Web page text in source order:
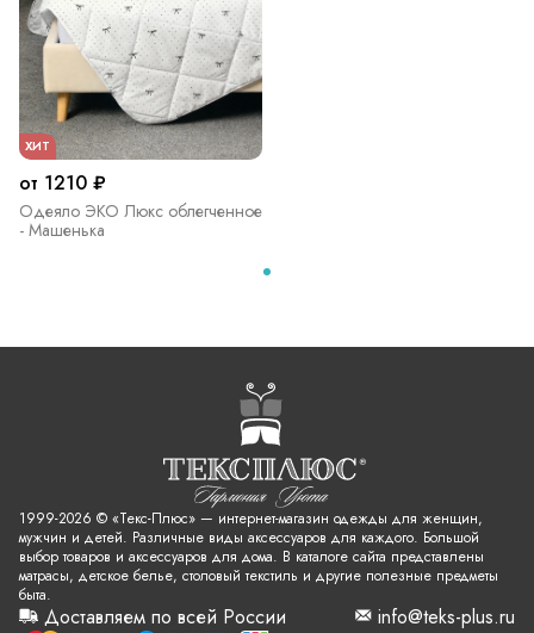
ХИТ
от 1210 ₽
Одеяло ЭКО Люкс облегченное
- Машенька
1999-2026 © «Текс-Плюс» — интернет-магазин одежды для женщин,
мужчин и детей. Различные виды аксессуаров для каждого. Большой
выбор товаров и аксессуаров для дома. В каталоге сайта представлены
матрасы, детское белье, столовый текстиль и другие полезные предметы
быта.
Доставляем по всей России info@teks-plus.ru